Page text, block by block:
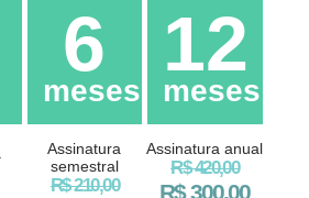
6
meses
Assinatura
semestral
R$ 210,00
12
meses
Assinatura anual
R$ 420,00
R$ 300,00